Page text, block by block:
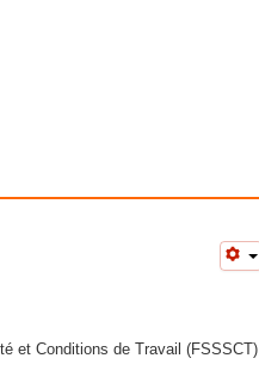
et Conditions de Travail (FSSSCT)